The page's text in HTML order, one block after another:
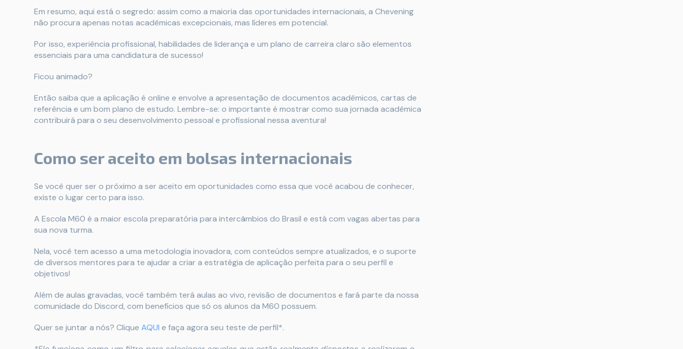
Em resumo, aqui está o segredo: assim como a maioria das oportunidades internacionais, a Chevening
não procura apenas notas acadêmicas excepcionais, mas líderes em potencial.
Por isso, experiência profissional, habilidades de liderança e um plano de carreira claro são elementos
essenciais para uma candidatura de sucesso!
Ficou animado?
Então saiba que a aplicação é online e envolve a apresentação de documentos acadêmicos, cartas de
referência e um bom plano de estudo. Lembre-se: o importante é mostrar como sua jornada acadêmica
contribuirá para o seu desenvolvimento pessoal e profissional nessa aventura!
Como ser aceito em bolsas internacionais
Se você quer ser o próximo a ser aceito em oportunidades como essa que você acabou de conhecer,
existe o lugar certo para isso.
A Escola M60 é a maior escola preparatória para intercâmbios do Brasil e está com vagas abertas para
sua nova turma.
Nela, você tem acesso a uma metodologia inovadora, com conteúdos sempre atualizados, e o suporte
de diversos mentores para te ajudar a criar a estratégia de aplicação perfeita para o seu perfil e
objetivos!
Além de aulas gravadas, você também terá aulas ao vivo, revisão de documentos e fará parte da nossa
comunidade do Discord, com benefícios que só os alunos da M60 possuem.
Quer se juntar a nós? Clique AQUI e faça agora seu teste de perfil*.